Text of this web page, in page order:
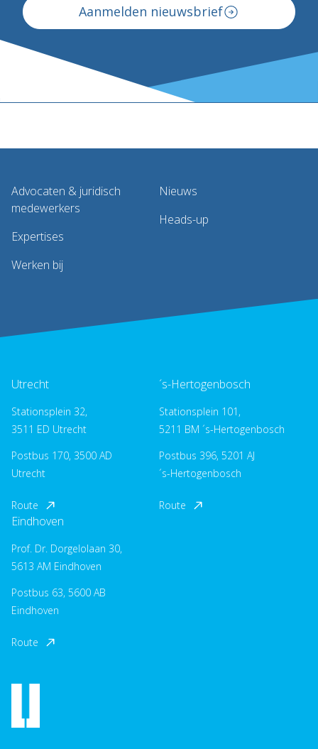
Aanmelden nieuwsbrief
Advocaten & juridisch
medewerkers
Expertises
Werken bij
Nieuws
Heads-up
Utrecht
Stationsplein 32,
3511 ED Utrecht
Postbus 170, 3500 AD
Utrecht
Route
´s-Hertogenbosch
Stationsplein 101,
5211 BM ´s-Hertogenbosch
Postbus 396, 5201 AJ
´s-Hertogenbosch
Route
Eindhoven
Prof. Dr. Dorgelolaan 30,
5613 AM Eindhoven
Postbus 63, 5600 AB
Eindhoven
Route